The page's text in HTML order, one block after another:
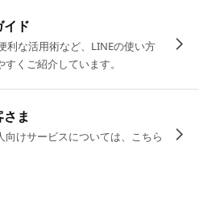
イド
利な活用術など、LINEの使い方
くご紹介しています。
ま
向けサービスについては、こちら